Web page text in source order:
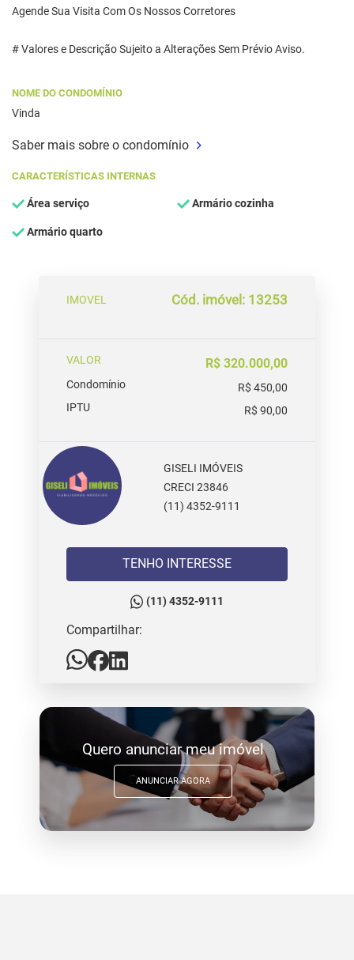
Agende Sua Visita Com Os Nossos Corretores
# Valores e Descrição Sujeito a Alterações Sem Prévio Aviso.
NOME DO CONDOMÍNIO
Vinda
Saber mais sobre o condomínio
CARACTERÍSTICAS INTERNAS
Área serviço Armário cozinha
Armário quarto
IMOVEL Cód. imóvel: 13253
VALOR R$ 320.000,00
Condomínio
R$ 450,00
IPTU
R$ 90,00
GISELI IMÓVEIS
CRECI 23846
(11) 4352-9111
TENHO INTERESSE
(11) 4352-9111
Compartilhar:
Quero anunciar meu imóvel
ANUNCIAR AGORA